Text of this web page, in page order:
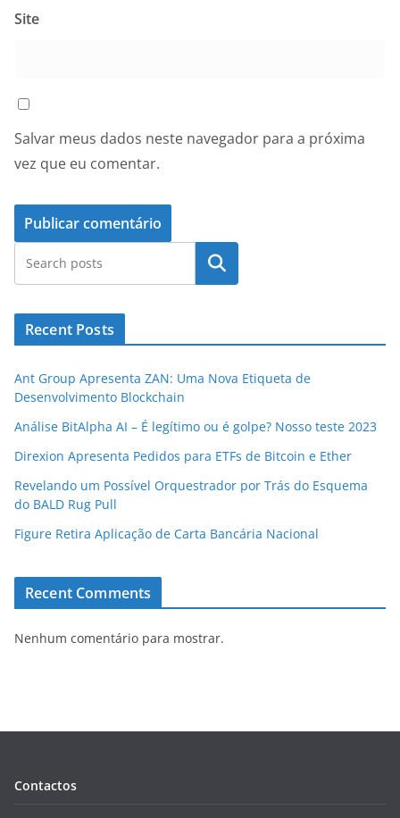
Site
Salvar meus dados neste navegador para a próxima
vez que eu comentar.
Pesquisar
Recent Posts
Ant Group Apresenta ZAN: Uma Nova Etiqueta de
Desenvolvimento Blockchain
Análise BitAlpha AI – É legítimo ou é golpe? Nosso teste 2023
Direxion Apresenta Pedidos para ETFs de Bitcoin e Ether
Revelando um Possível Orquestrador por Trás do Esquema
do BALD Rug Pull
Figure Retira Aplicação de Carta Bancária Nacional
Recent Comments
Nenhum comentário para mostrar.
Contactos